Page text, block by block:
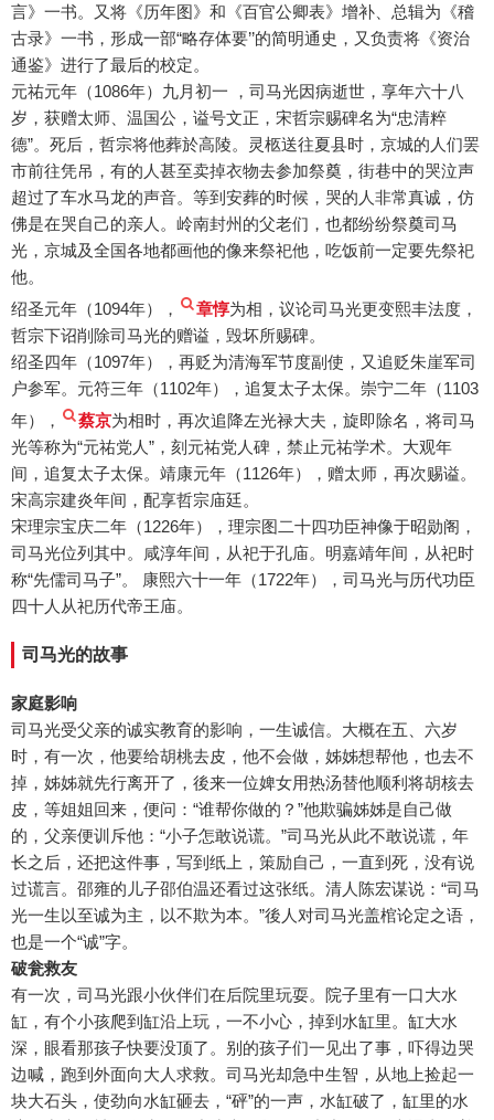
言》一书。又将《历年图》和《百官公卿表》增补、总辑为《稽
古录》一书，形成一部“略存体要’’的简明通史，又负责将《资治
通鉴》进行了最后的校定。
元祐元年（1086年）九月初一 ，司马光因病逝世，享年六十八
岁，获赠太师、温国公，谥号文正，宋哲宗赐碑名为“忠清粹
德”。死后，哲宗将他葬於高陵。灵柩送往夏县时，京城的人们罢
市前往凭吊，有的人甚至卖掉衣物去参加祭奠，街巷中的哭泣声
超过了车水马龙的声音。等到安葬的时候，哭的人非常真诚，仿
佛是在哭自己的亲人。岭南封州的父老们，也都纷纷祭奠司马
光，京城及全国各地都画他的像来祭祀他，吃饭前一定要先祭祀
他。
绍圣元年（1094年），
章惇为相，议论司马光更变熙丰法度，
哲宗下诏削除司马光的赠谥，毁坏所赐碑。
绍圣四年（1097年），再贬为清海军节度副使，又追贬朱崖军司
户参军。元符三年（1102年），追复太子太保。崇宁二年（1103
年），
蔡京为相时，再次追降左光禄大夫，旋即除名，将司马
光等称为“元祐党人”，刻元祐党人碑，禁止元祐学术。大观年
间，追复太子太保。靖康元年（1126年），赠太师，再次赐谥。
宋高宗建炎年间，配享哲宗庙廷。
宋理宗宝庆二年（1226年），理宗图二十四功臣神像于昭勋阁，
司马光位列其中。咸淳年间，从祀于孔庙。明嘉靖年间，从祀时
称“先儒司马子”。 康熙六十一年（1722年），司马光与历代功臣
四十人从祀历代帝王庙。
司马光的故事
家庭影响
司马光受父亲的诚实教育的影响，一生诚信。大概在五、六岁
时，有一次，他要给胡桃去皮，他不会做，姊姊想帮他，也去不
掉，姊姊就先行离开了，後来一位婢女用热汤替他顺利将胡核去
皮，等姐姐回来，便问：“谁帮你做的？”他欺骗姊姊是自己做
的，父亲便训斥他：“小子怎敢说谎。”司马光从此不敢说谎，年
长之后，还把这件事，写到纸上，策励自己，一直到死，没有说
过谎言。邵雍的儿子邵伯温还看过这张纸。清人陈宏谋说：“司马
光一生以至诚为主，以不欺为本。”後人对司马光盖棺论定之语，
也是一个“诚”字。
破瓮救友
有一次，司马光跟小伙伴们在后院里玩耍。院子里有一口大水
缸，有个小孩爬到缸沿上玩，一不小心，掉到水缸里。缸大水
深，眼看那孩子快要没顶了。别的孩子们一见出了事，吓得边哭
边喊，跑到外面向大人求救。司马光却急中生智，从地上捡起一
块大石头，使劲向水缸砸去，“砰”的一声，水缸破了，缸里的水